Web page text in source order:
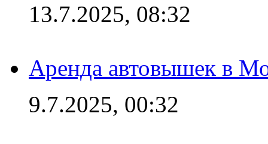
13.7.2025, 08:32
Аренда автовышек в
9.7.2025, 00:32